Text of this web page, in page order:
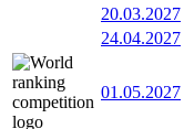
20.03.2027
24.04.2027
01.05.2027